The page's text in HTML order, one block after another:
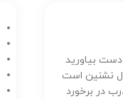
بیاورید
نشنین است
در برخورد